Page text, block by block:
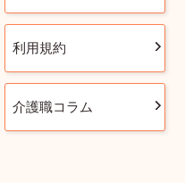
利用規約
介護職コラム